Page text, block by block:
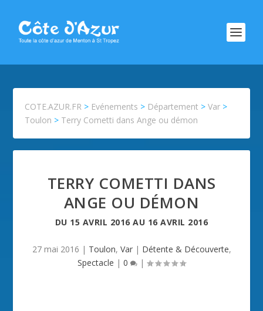
COTE.AZUR.FR > Evénements > Département >Var >
Toulon > Terry Cometti dans Ange ou démon
TERRY COMETTI DANS
ANGE OU DÉMON
DU 15 AVRIL 2016 AU 16 AVRIL 2016
27 mai 2016 | Toulon, Var| Détente & Découverte,
Spectacle | 0 |